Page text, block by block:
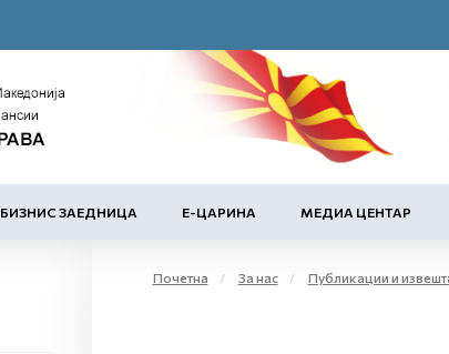
БИЗНИС ЗАЕДНИЦА Е-ЦАРИНА МЕДИА ЦЕНТАР
Почетна За нас Публикации и